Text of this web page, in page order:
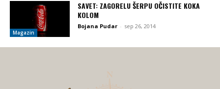
Magazin
SAVET: ZAGORELU ŠERPU OČISTITE KOKA
KOLOM
Bojana Pudar - sep 26, 2014